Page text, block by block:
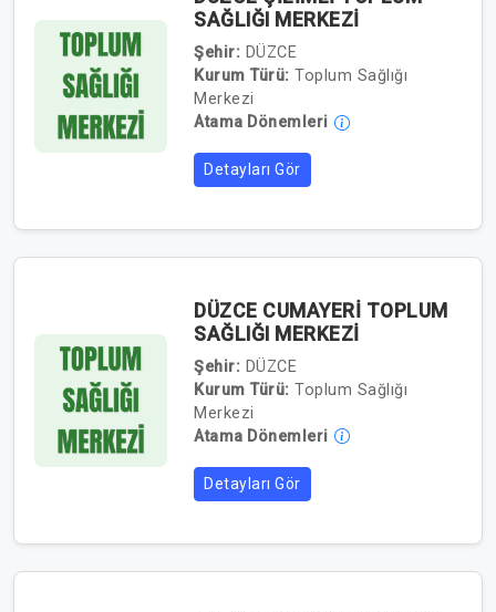
SAĞLIĞI MERKEZİ
Şehir: DÜZCE
Kurum Türü: Toplum Sağlığı
Merkezi
Atama Dönemleri
Detayları Gör
DÜZCE CUMAYERİ TOPLUM
SAĞLIĞI MERKEZİ
Şehir: DÜZCE
Kurum Türü: Toplum Sağlığı
Merkezi
Atama Dönemleri
Detayları Gör